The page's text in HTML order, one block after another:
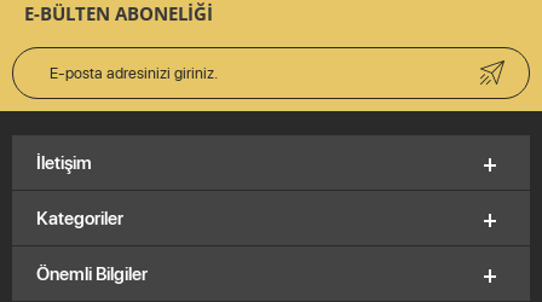
E-BÜLTEN ABONELİĞİ
Kategoriler
Önemli Bilgiler
İletişim